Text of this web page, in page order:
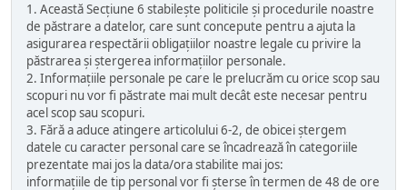
1. Această Secțiune 6 stabilește politicile și procedurile noastre
de păstrare a datelor, care sunt concepute pentru a ajuta la
asigurarea respectării obligațiilor noastre legale cu privire la
păstrarea și ștergerea informațiilor personale.
2. Informațiile personale pe care le prelucrăm cu orice scop sau
scopuri nu vor fi păstrate mai mult decât este necesar pentru
acel scop sau scopuri.
3. Fără a aduce atingere articolului 6-2, de obicei ștergem
datele cu caracter personal care se încadrează în categoriile
prezentate mai jos la data/ora stabilite mai jos:
informațiile de tip personal vor fi șterse în termen de 48 de ore